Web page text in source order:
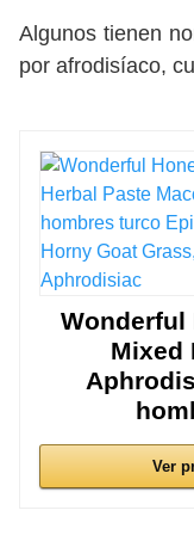
Algunos tienen
por afrodisíaco,
Wonderful
Mixed
Ver